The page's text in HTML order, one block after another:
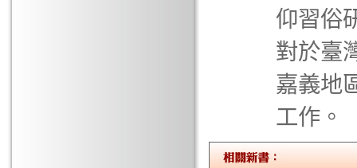
仰習俗
對於臺
嘉義地
工作。